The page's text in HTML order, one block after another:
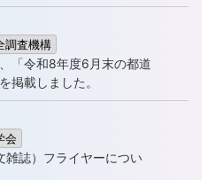
調査機構
「令和8年度6月末の都道
掲載しました。
会
雑誌）フライヤーについ